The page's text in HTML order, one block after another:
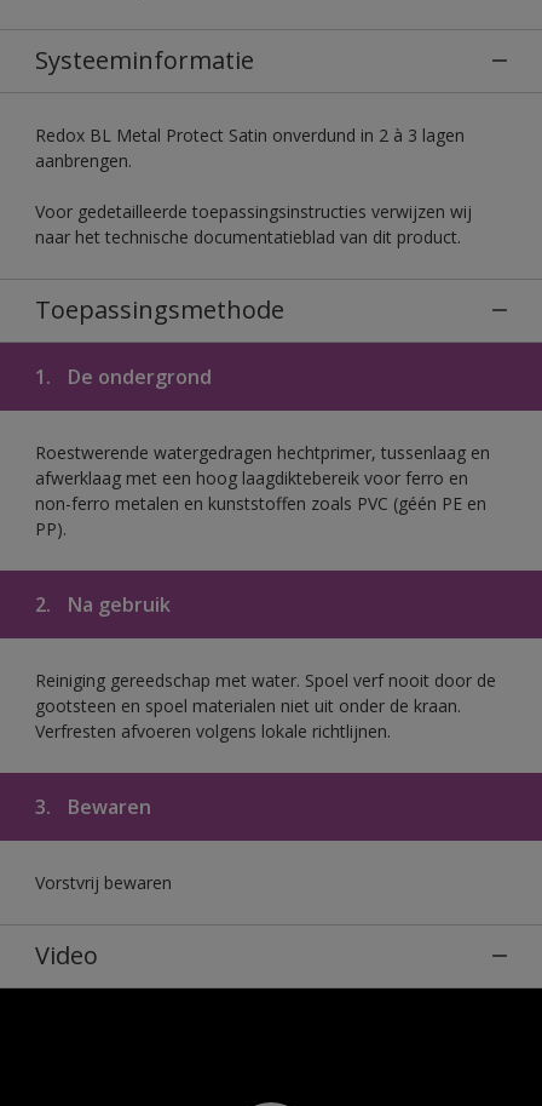
Systeeminformatie
Redox BL Metal Protect Satin onverdund in 2 à 3 lagen
aanbrengen.
Voor gedetailleerde toepassingsinstructies verwijzen wij
naar het technische documentatieblad van dit product.
Toepassingsmethode
1. De ondergrond
Roestwerende watergedragen hechtprimer, tussenlaag en
afwerklaag met een hoog laagdiktebereik voor ferro en
non-ferro metalen en kunststoffen zoals PVC (géén PE en
PP).
2. Na gebruik
Reiniging gereedschap met water. Spoel verf nooit door de
gootsteen en spoel materialen niet uit onder de kraan.
Verfresten afvoeren volgens lokale richtlijnen.
3. Bewaren
Vorstvrij bewaren
Video